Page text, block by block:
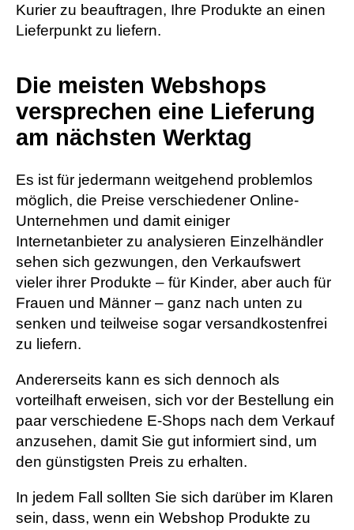
Kurier zu beauftragen, Ihre Produkte an einen
Lieferpunkt zu liefern.
Die meisten Webshops
versprechen eine Lieferung
am nächsten Werktag
Es ist für jedermann weitgehend problemlos
möglich, die Preise verschiedener Online-
Unternehmen und damit einiger
Internetanbieter zu analysieren Einzelhändler
sehen sich gezwungen, den Verkaufswert
vieler ihrer Produkte – für Kinder, aber auch für
Frauen und Männer – ganz nach unten zu
senken und teilweise sogar versandkostenfrei
zu liefern.
Andererseits kann es sich dennoch als
vorteilhaft erweisen, sich vor der Bestellung ein
paar verschiedene E-Shops nach dem Verkauf
anzusehen, damit Sie gut informiert sind, um
den günstigsten Preis zu erhalten.
In jedem Fall sollten Sie sich darüber im Klaren
sein, dass, wenn ein Webshop Produkte zu